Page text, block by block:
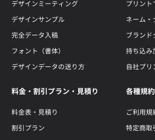
デザインミーティング
デザインサンプル
完全データ入稿
フォント（書体）
デザインデータの送り方
プリント
ネーム・
ブランド
持ち込み
自社プリ
料金・割引プラン・見積り
料金表・見積り
割引プラン
各種規
ご利用規
特定商取